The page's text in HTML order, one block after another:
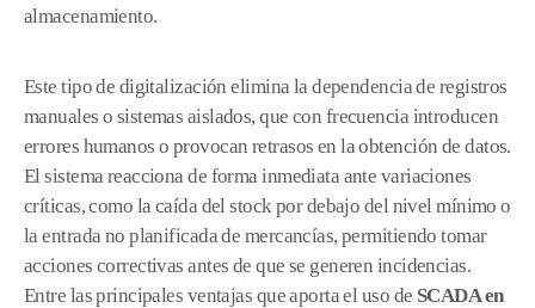
almacenamiento.
Este tipo de digitalización elimina la dependencia de registros
manuales o sistemas aislados, que con frecuencia introducen
errores humanos o provocan retrasos en la obtención de datos.
El sistema reacciona de forma inmediata ante variaciones
críticas, como la caída del stock por debajo del nivel mínimo o
la entrada no planificada de mercancías, permitiendo tomar
acciones correctivas antes de que se generen incidencias.
Entre las principales ventajas que aporta el uso de SCADA en